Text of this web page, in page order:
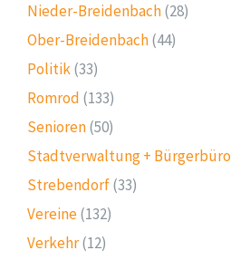
Nieder-Breidenbach(28)
Ober-Breidenbach(44)
Politik(33)
Romrod (133)
Senioren(50)
Stadtverwaltung + Bürgerbüro
Strebendorf(33)
Vereine(132)
Verkehr(12)